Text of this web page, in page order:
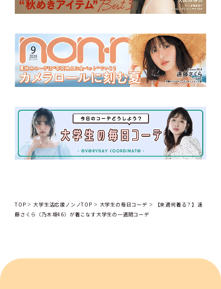
TOP 大学生活応援ノンノTOP 大学生の毎日コーデ
【来週何着る？】遠
藤さくら（乃木坂46）が着こなす大学生の一週間コーデ